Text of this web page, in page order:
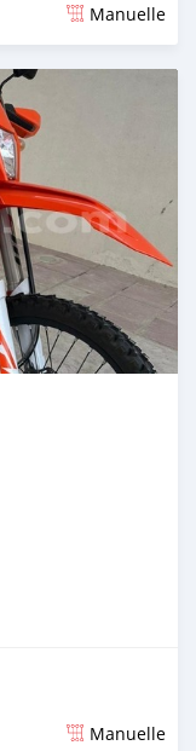
Manuelle
Manuelle